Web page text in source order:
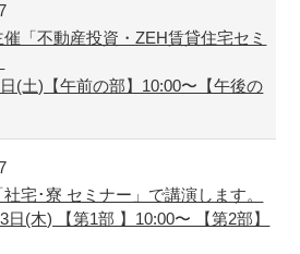
「不動産投資・ZEH賃貸住宅セミ
(土)【午前の部】10:00〜【午後の
宅･寮 セミナー」で講演します。
(木) 【第1部 】10:00〜 【第2部】